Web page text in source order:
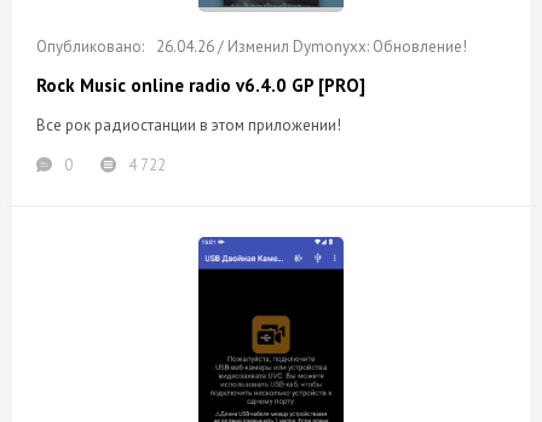
26.04.26 / Изменил Dymonyxx: Обновление!
Rock Music online radio v6.4.0 GP [PRO]
Все рок радиостанции в этом приложении!
0
4 722